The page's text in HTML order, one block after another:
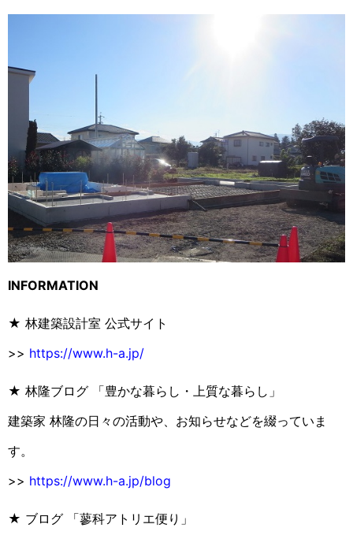
INFORMATION
★ 林建築設計室 公式サイト
>> https://www.h-a.jp/
★ 林隆ブログ 「豊かな暮らし・上質な暮らし」
建築家 林隆の日々の活動や、お知らせなどを綴っていま
す。
>> https://www.h-a.jp/blog
★ ブログ 「蓼科アトリエ便り」